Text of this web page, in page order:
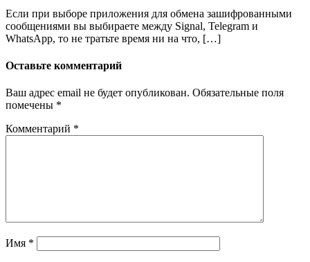
Если при выборе приложения для обмена зашифрованными
сообщениями вы выбираете между Signal, Telegram и
WhatsApp, то не тратьте время ни на что, […]
Оставьте комментарий
Ваш адрес email не будет опубликован. Обязательные поля
помечены *
Комментарий *
Имя *